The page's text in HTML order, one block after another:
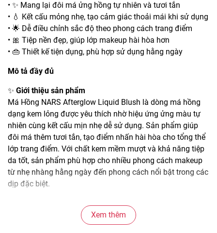
• ✨ Mang lại đôi má ửng hồng tự nhiên và tươi tắn
• 💧 Kết cấu mỏng nhẹ, tạo cảm giác thoải mái khi sử dụng
• 🌟 Dễ điều chỉnh sắc độ theo phong cách trang điểm
• 🎀 Tiệp nền đẹp, giúp lớp makeup hài hòa hơn
• 👜 Thiết kế tiện dụng, phù hợp sử dụng hằng ngày
Mô tả đầy đủ
✨ Giới thiệu sản phẩm
Má Hồng NARS Afterglow Liquid Blush là dòng má hồng
dạng kem lỏng được yêu thích nhờ hiệu ứng ửng màu tự
nhiên cùng kết cấu mịn nhẹ dễ sử dụng. Sản phẩm giúp
đôi má thêm tươi tắn, tạo điểm nhấn hài hòa cho tổng thể
lớp trang điểm. Với chất kem mềm mượt và khả năng tiệp
da tốt, sản phẩm phù hợp cho nhiều phong cách makeup
từ nhẹ nhàng hằng ngày đến phong cách nổi bật trong các
dịp đặc biệt.
• Kết cấu dạng kem lỏng mềm mịn, dễ tán đều trên da
• Hiệu ứng màu sắc tự nhiên giúp gương mặt tươi tắn hơn
Xem thêm